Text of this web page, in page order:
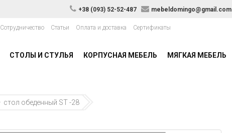
+38 (093) 52-52-487 mebeldomingo@gmail.com
Сотрудничество Статьи Оплата и доставка Сертификаты
СТОЛЫ И СТУЛЬЯ КОРПУСНАЯ МЕБЕЛЬ МЯГКАЯ МЕБЕЛЬ
стол обеденный ST -28